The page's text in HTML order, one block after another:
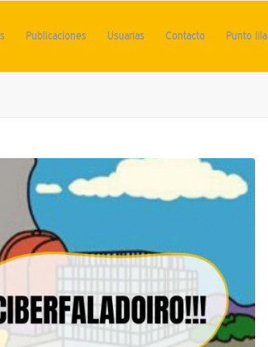
Publicaciones Usuarias Contacto Punto lila